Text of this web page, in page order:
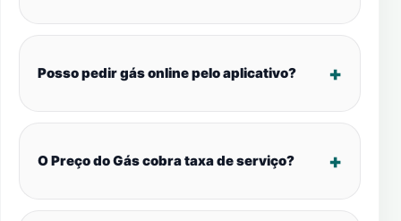
Posso pedir gás online pelo aplicativo?
O Preço do Gás cobra taxa de serviço?